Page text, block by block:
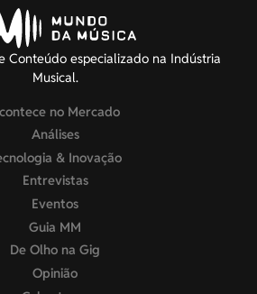
Conteúdo especializado na Indústria
Musical.
no Mercado
Análises
& Inovação
Entrevistas
Eventos
Guia MM
De Olho na Gig
Opinião